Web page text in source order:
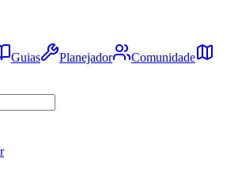
Guias Planejador
Comunidade